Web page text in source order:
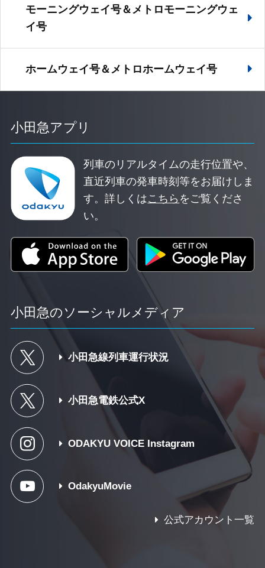
モーニングウェイ号＆メトロモーニングウェ
イ号
ホームウェイ号＆メトロホームウェイ号
小田急アプリ
列車のリアルタイムの走行位置や、
直近列車の発車時刻等をお届けしま
す。詳しくはこちら をご覧くださ
い。
小田急のソーシャルメディア
小田急線列車運行状況
小田急電鉄公式X
ODAKYU VOICE Instagram
OdakyuMovie
公式アカウント一覧